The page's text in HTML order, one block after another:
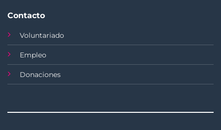
Contacto
Voluntariado
Empleo
Donaciones